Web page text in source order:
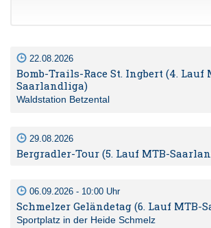
22.08.2026
Bomb-Trails-Race St. Ingbert (4. Lauf
Saarlandliga)
Waldstation Betzental
29.08.2026
Bergradler-Tour (5. Lauf MTB-
06.09.2026 - 10:00 Uhr
Schmelzer Geländetag (6. Lauf MTB-
Sportplatz in der Heide Schmelz